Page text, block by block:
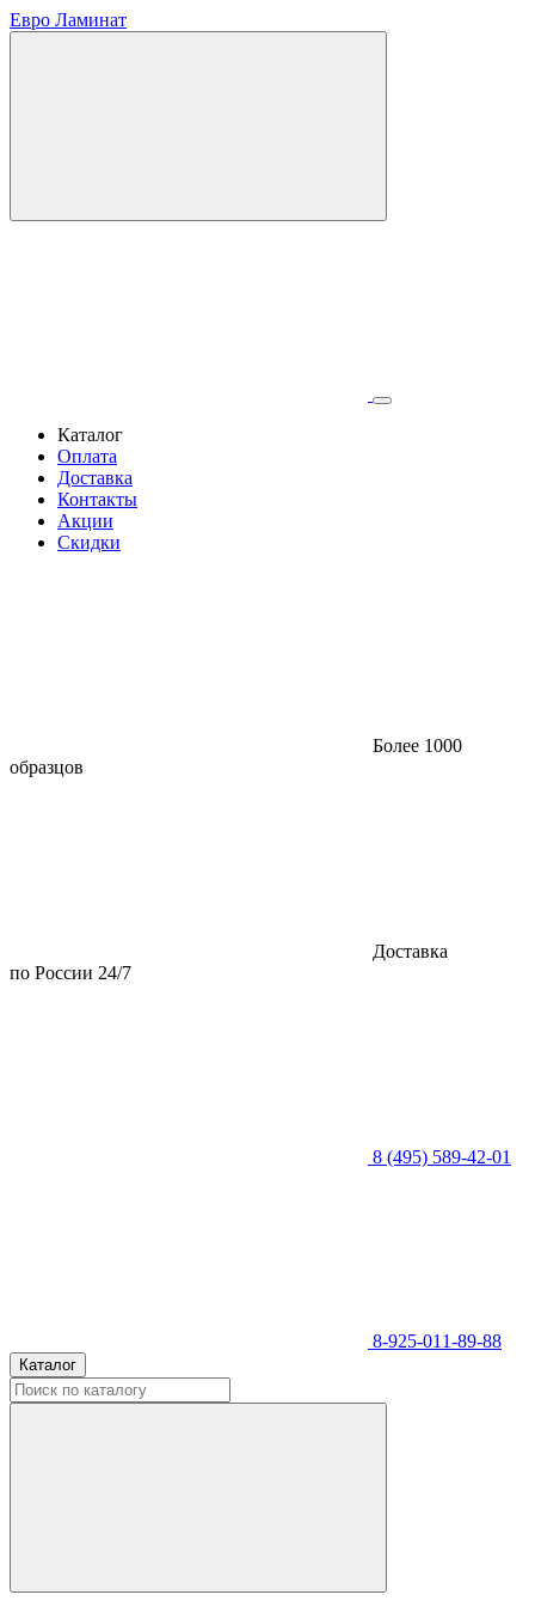
Евро Ламинат
Каталог
Оплата
Доставка
Контакты
Акции
Скидки
Более 1000
образцов
Доставка
по России 24/7
8 (495) 589-42-01
8-925-011-89-88
Каталог